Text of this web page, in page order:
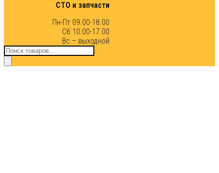
СТО и запчасти
Пн-Пт 09.00-18.00
Сб 10.00-17.00
Вс – выходной
Поиск
товаров